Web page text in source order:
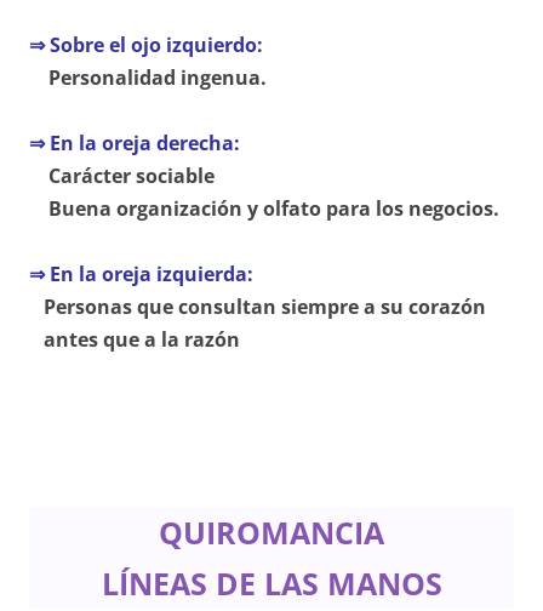
⇒ Sobre el ojo izquierdo:
Personalidad ingenua.
⇒ En la oreja derecha:
Carácter sociable
Buena organización y olfato para los negocios.
⇒ En la oreja izquierda:
Personas que consultan siempre a su corazón
antes que a la razón
QUIROMANCIA
LÍNEAS DE LAS MANOS